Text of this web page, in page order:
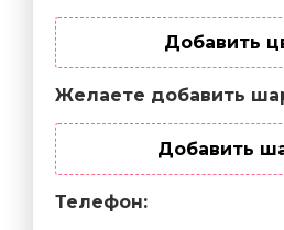
Добавить
Желаете добавить
Добавить
Телефон: